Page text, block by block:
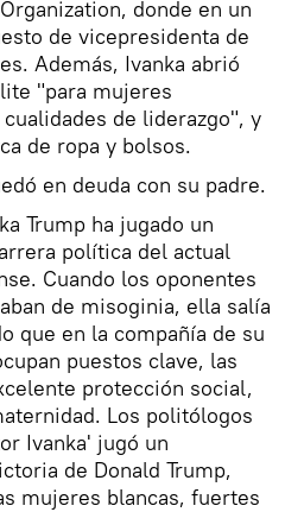
donde en un
de vicepresidenta de
Además, Ivanka abrió
"para mujeres
de liderazgo", y
de ropa y bolsos.
en deuda con su padre.
Trump ha jugado un
política del actual
Cuando los oponentes
de misoginia, ella salía
que en la compañía de su
puestos clave, las
protección social,
Los politólogos
Ivanka' jugó un
de Donald Trump,
mujeres blancas, fuertes